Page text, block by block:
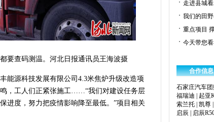
要查码测温。河北日报通讯员王海波摄
源科技发展有限公司4.3米焦炉升级改造项
，工人们正紧张施工……“我们对建设任务层
进度，努力把疫情影响降至最低。”项目相关
走进县城
我们的田
重点项目
今天带您看
合作信息
石家庄汽车团
福瑞迪
起亚
索兰托 凯尊
启辰
启辰